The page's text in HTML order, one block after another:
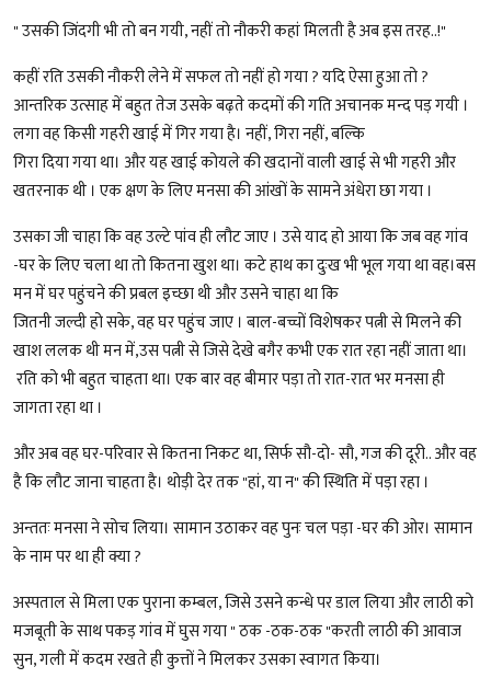
" उसकी जिंदगी भी तो बन गयी, नहीं तो नौकरी कहां मिलती है अब इस तरह..!"
कहीं रति उसकी नौकरी लेने में सफल तो नहीं हो गया ? यदि ऐसा हुआ तो ?
आन्तरिक उत्साह में बहुत तेज उसके बढ़ते कदमों की गति अचानक मन्द पड़ गयी ।
लगा वह किसी गहरी खाई में गिर गया है। नहीं, गिरा नहीं, बल्कि
गिरा दिया गया था। और यह खाई कोयले की खदानों वाली खाई से भी गहरी और
खतरनाक थी । एक क्षण के लिए मनसा की आंखों के सामने अंधेरा छा गया ।
उसका जी चाहा कि वह उल्टे पांव ही लौट जाए । उसे याद हो आया कि जब वह गांव
-घर के लिए चला था तो कितना खुश था। कटे हाथ का दुःख भी भूल गया था वह।बस
मन में घर पहुंचने की प्रबल इच्छा थी और उसने चाहा था कि
जितनी जल्दी हो सके, वह घर पहुंच जाए । बाल-बच्चों विशेषकर पत्नी से मिलने की
खाश ललक थी मन में,उस पत्नी से जिसे देखे बगैर कभी एक रात रहा नहीं जाता था।
रति को भी बहुत चाहता था। एक बार वह बीमार पड़ा तो रात-रात भर मनसा ही
जागता रहा था ।
और अब वह घर-परिवार से कितना निकट था, सिर्फ सौ-दो- सौ, गज की दूरी.. और वह
है कि लौट जाना चाहता है। थोड़ी देर तक "हां, या न" की स्थिति में पड़ा रहा ।
अन्ततः मनसा ने सोच लिया। सामान उठाकर वह पुनः चल पड़ा -घर की ओर। सामान
के नाम पर था ही क्या ?
अस्पताल से मिला एक पुराना कम्बल, जिसे उसने कन्धे पर डाल लिया और लाठी को
मजबूती के साथ पकड़ गांव में घुस गया " ठक -ठक-ठक "करती लाठी की आवाज
सुन, गली में कदम रखते ही कुत्तों ने मिलकर उसका स्वागत किया।